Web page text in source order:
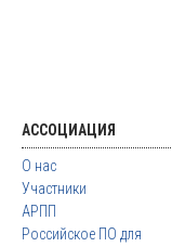
АССОЦИАЦИЯ
О нас
Участники
АРПП
Российское ПО для